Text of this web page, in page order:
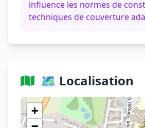
influence les normes de
techniques de couverture
🗺️ Localisation
+
Voir sur